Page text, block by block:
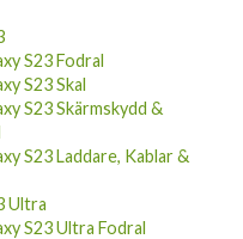
S23 Fodral
S23 Skal
S23 Skärmskydd &
S23 Laddare, Kablar &
Ultra
S23 Ultra Fodral